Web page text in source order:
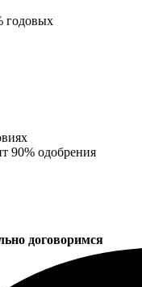
годовых
90% одобрения
договоримся